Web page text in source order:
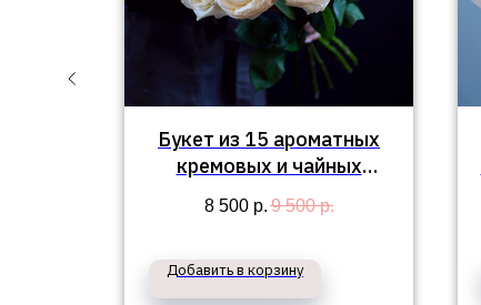
Букет из 15 ароматных
кремовых и чайных
пионовидных роз №340
8 500 р. 9 500 р.
Добавить в корзину